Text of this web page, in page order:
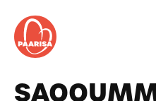
forsiden